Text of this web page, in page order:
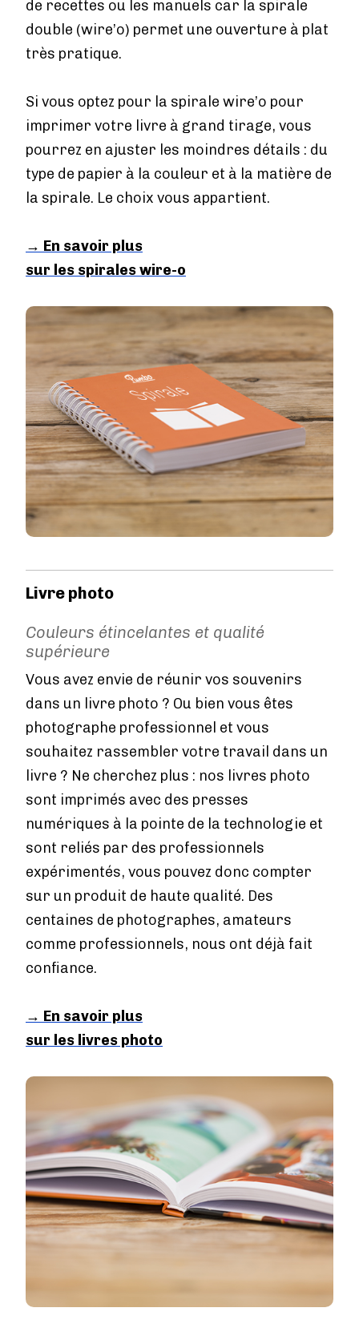
de recettes ou les manuels car la spirale
double (wire’o) permet une ouverture à plat
très pratique.
Si vous optez pour la spirale wire’o pour
imprimer votre livre à grand tirage, vous
pourrez en ajuster les moindres détails : du
type de papier à la couleur et à la matière de
la spirale. Le choix vous appartient.
→ En savoir plus
sur les spirales wire-o
Image
Livre photo
Couleurs étincelantes et qualité
supérieure
Vous avez envie de réunir vos souvenirs
dans un livre photo ? Ou bien vous êtes
photographe professionnel et vous
souhaitez rassembler votre travail dans un
livre ? Ne cherchez plus : nos livres photo
sont imprimés avec des presses
numériques à la pointe de la technologie et
sont reliés par des professionnels
expérimentés, vous pouvez donc compter
sur un produit de haute qualité. Des
centaines de photographes, amateurs
comme professionnels, nous ont déjà fait
confiance.
→ En savoir plus
sur les livres photo
Image